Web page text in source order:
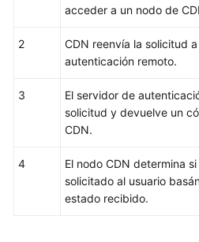
de
caché
Control
de
acceso
Descripción
general
acceder a un nodo de
2
CDN reenvía la solicitud
autenticación remoto.
3
El servidor de
solicitud y devuelve un
CDN.
4
El nodo CDN determina
solicitado al usuario
estado recibido.